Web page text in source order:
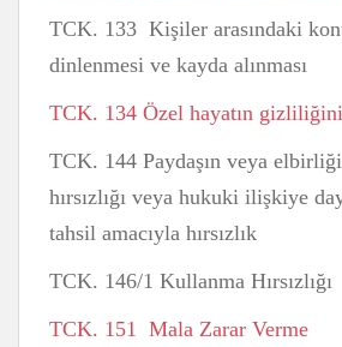
TCK. 133 Kişiler arasındaki
dinlenmesi ve kayda alınması
TCK. 134 Özel hayatın
TCK. 144 Paydaşın veya
hırsızlığı veya hukuki ilişkiye
tahsil amacıyla hırsızlık
TCK. 146/1 Kullanma Hırsızlığı
TCK. 151 Mala Zarar Verme